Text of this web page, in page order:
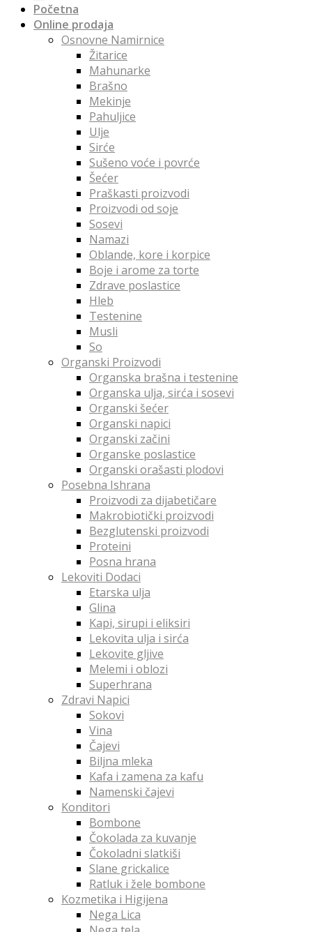
Početna
Online prodaja
Osnovne Namirnice
Žitarice
Mahunarke
Brašno
Mekinje
Pahuljice
Ulje
Sirće
Sušeno voće i povrće
Šećer
Praškasti proizvodi
Proizvodi od soje
Sosevi
Namazi
Oblande, kore i korpice
Boje i arome za torte
Zdrave poslastice
Hleb
Testenine
Musli
So
Organski Proizvodi
Organska brašna i testenine
Organska ulja, sirća i sosevi
Organski šećer
Organski napici
Organski začini
Organske poslastice
Organski orašasti plodovi
Posebna Ishrana
Proizvodi za dijabetičare
Makrobiotički proizvodi
Bezglutenski proizvodi
Proteini
Posna hrana
Lekoviti Dodaci
Etarska ulja
Glina
Kapi, sirupi i eliksiri
Lekovita ulja i sirća
Lekovite gljive
Melemi i oblozi
Superhrana
Zdravi Napici
Sokovi
Vina
Čajevi
Biljna mleka
Kafa i zamena za kafu
Namenski čajevi
Konditori
Bombone
Čokolada za kuvanje
Čokoladni slatkiši
Slane grickalice
Ratluk i žele bombone
Kozmetika i Higijena
Nega Lica